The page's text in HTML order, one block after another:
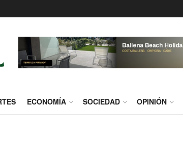
ECONOMÍA SOCIEDAD OPINIÓN